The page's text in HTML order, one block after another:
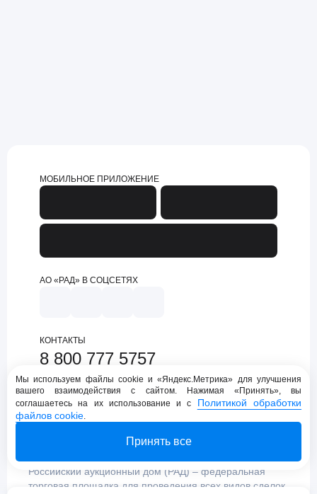
МОБИЛЬНОЕ ПРИЛОЖЕНИЕ
АО «РАД» В СОЦСЕТЯХ
КОНТАКТЫ
8 800 777 5757
support@lot-online.ru
Техническая поддержка
Российский аукционный дом (РАД) – федеральная
торговая площадка для проведения всех видов сделок
Мы используем файлы cookie и «Яндекс.Метрика» для улучшения
вашего взаимодействия с сайтом. Нажимая «Принять», вы
соглашаетесь на их использование и с Политикой обработки
файлов cookie.
Принять все